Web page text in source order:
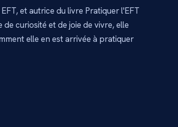
et autrice du livre Pratiquer l'EFT
de curiosité et de joie de vivre, elle
elle en est arrivée à pratiquer